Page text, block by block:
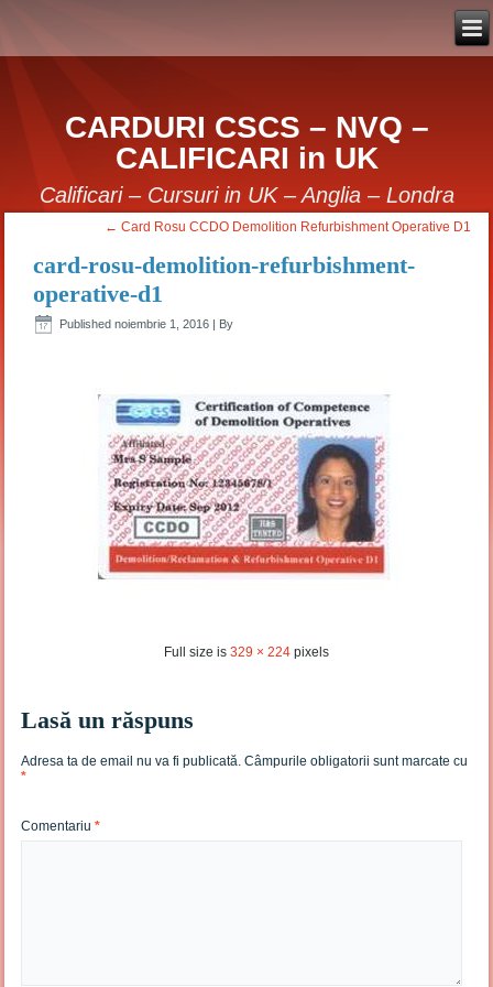
CARDURI CSCS – NVQ –
CALIFICARI in UK
Calificari – Cursuri in UK – Anglia – Londra
← Card Rosu CCDO Demolition Refurbishment Operative D1
card-rosu-demolition-refurbishment-
operative-d1
Published noiembrie 1, 2016 | By
Full size is 329 × 224 pixels
Lasă un răspuns
Adresa ta de email nu va fi publicată. Câmpurile obligatorii sunt marcate cu
*
Comentariu*